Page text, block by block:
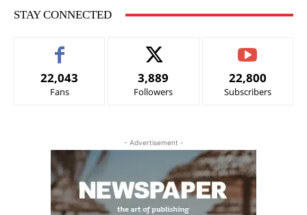
STAY CONNECTED
22,043
Fans
3,889
Followers
22,800
Subscribers
- Advertisement -